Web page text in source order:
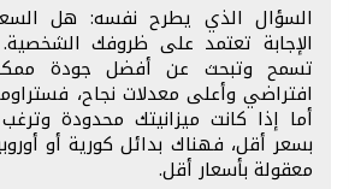
السؤال الذي يطرح نفسه: هل
الإجابة تعتمد على ظروفك الشخصية.
تسمح وتبحث عن أفضل جودة
افتراضي وأعلى معدلات نجاح،
أما إذا كانت ميزانيتك محدودة
بسعر أقل، فهناك بدائل كورية أو
معقولة بأسعار أقل.